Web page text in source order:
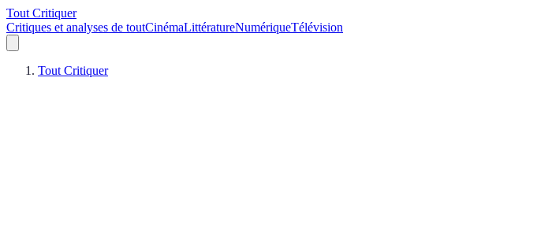
Tout Critiquer
Critiques et analyses de toutCinémaLittératureNumériqueTélévision
Tout Critiquer